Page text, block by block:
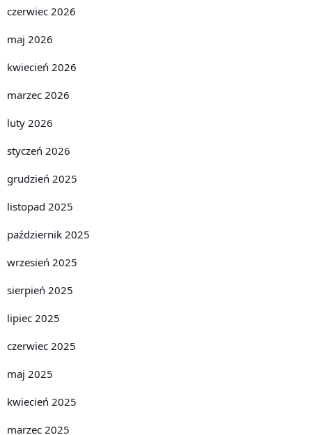
czerwiec 2026
maj 2026
kwiecień 2026
marzec 2026
luty 2026
styczeń 2026
grudzień 2025
listopad 2025
październik 2025
wrzesień 2025
sierpień 2025
lipiec 2025
czerwiec 2025
maj 2025
kwiecień 2025
marzec 2025